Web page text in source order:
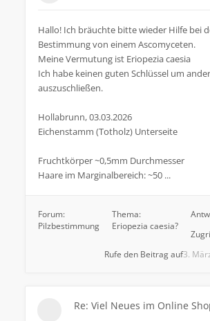
Hallo! Ich bräuchte bitte wieder Hilfe bei
Bestimmung von einem Ascomyceten.
Meine Vermutung ist Eriopezia caesia
Ich habe keinen guten Schlüssel um
auszuschließen.
Hollabrunn, 03.03.2026
Eichenstamm (Totholz) Unterseite
Fruchtkörper ~0,5mm Durchmesser
Haare im Marginalbereich: ~50 ...
Forum:
Pilzbestimmung
Thema:
Eriopezia caesia?
3.
Rufe den Beitrag auf
Re: Viel Neues im Online